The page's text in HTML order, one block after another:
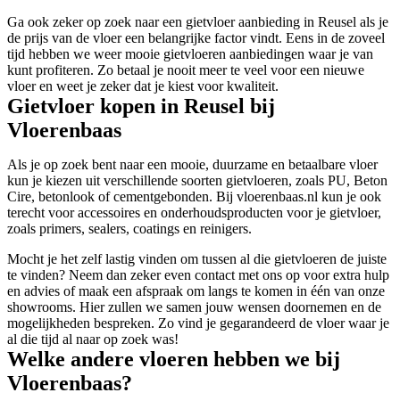
Ga ook zeker op zoek naar een gietvloer aanbieding in Reusel als je
de prijs van de vloer een belangrijke factor vindt. Eens in de zoveel
tijd hebben we weer mooie gietvloeren aanbiedingen waar je van
kunt profiteren. Zo betaal je nooit meer te veel voor een nieuwe
vloer en weet je zeker dat je kiest voor kwaliteit.
Gietvloer kopen in Reusel bij
Vloerenbaas
Als je op zoek bent naar een mooie, duurzame en betaalbare vloer
kun je kiezen uit verschillende soorten gietvloeren, zoals PU, Beton
Cire, betonlook of cementgebonden. Bij vloerenbaas.nl kun je ook
terecht voor accessoires en onderhoudsproducten voor je gietvloer,
zoals primers, sealers, coatings en reinigers.
Mocht je het zelf lastig vinden om tussen al die gietvloeren de juiste
te vinden? Neem dan zeker even contact met ons op voor extra hulp
en advies of maak een afspraak om langs te komen in één van onze
showrooms. Hier zullen we samen jouw wensen doornemen en de
mogelijkheden bespreken. Zo vind je gegarandeerd de vloer waar je
al die tijd al naar op zoek was!
Welke andere vloeren hebben we bij
Vloerenbaas?